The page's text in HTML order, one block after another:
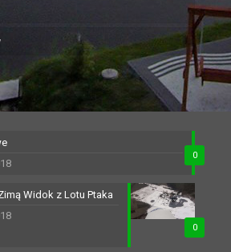
0
0
Widok z Lotu Ptaka